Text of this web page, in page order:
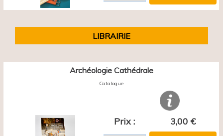
LIBRAIRIE
Archéologie Cathédrale
Catalogue
Prix : 3,00 €